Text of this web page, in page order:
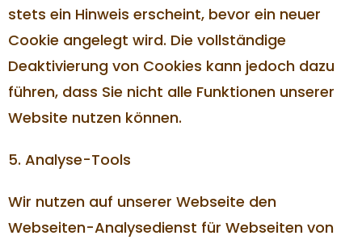
stets ein Hinweis erscheint, bevor ein neuer
Cookie angelegt wird. Die vollständige
Deaktivierung von Cookies kann jedoch dazu
führen, dass Sie nicht alle Funktionen unserer
Website nutzen können.
5. Analyse-Tools
Wir nutzen auf unserer Webseite den
Webseiten-Analysedienst für Webseiten von